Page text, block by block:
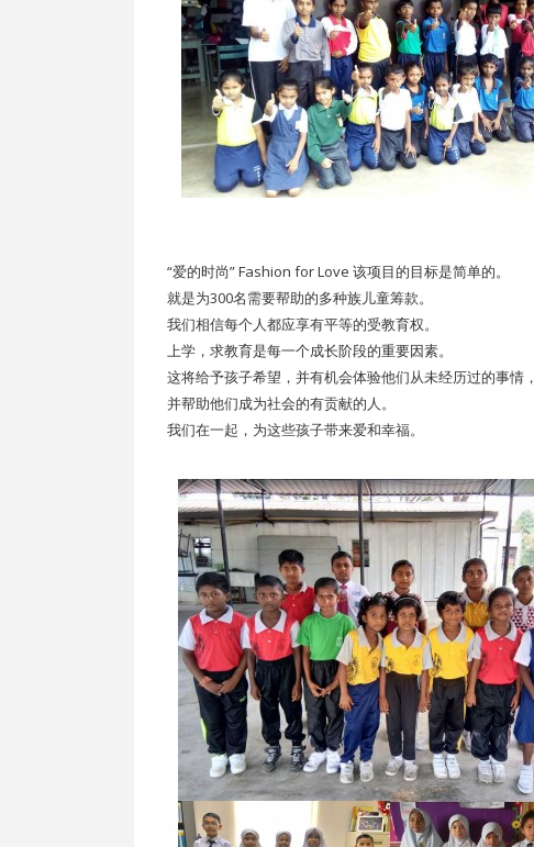
“爱的时尚” Fashion for Love 该项目的目标是简单的。
就是为300名需要帮助的多种族儿童筹款。
我们相信每个人都应享有平等的受教育权。
上学，求教育是每一个成长阶段的重要因素。
这将给予孩子希望，并有机会体验他们从未经历过的事情，
并帮助他们成为社会的有贡献的人。
我们在一起，为这些孩子带来爱和幸福。